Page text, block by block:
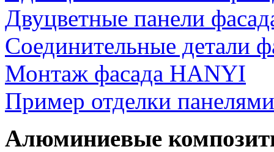
Двуцветные панели
Соединительные детали
Монтаж фасада HANYI
Пример отделки
Алюминиевые